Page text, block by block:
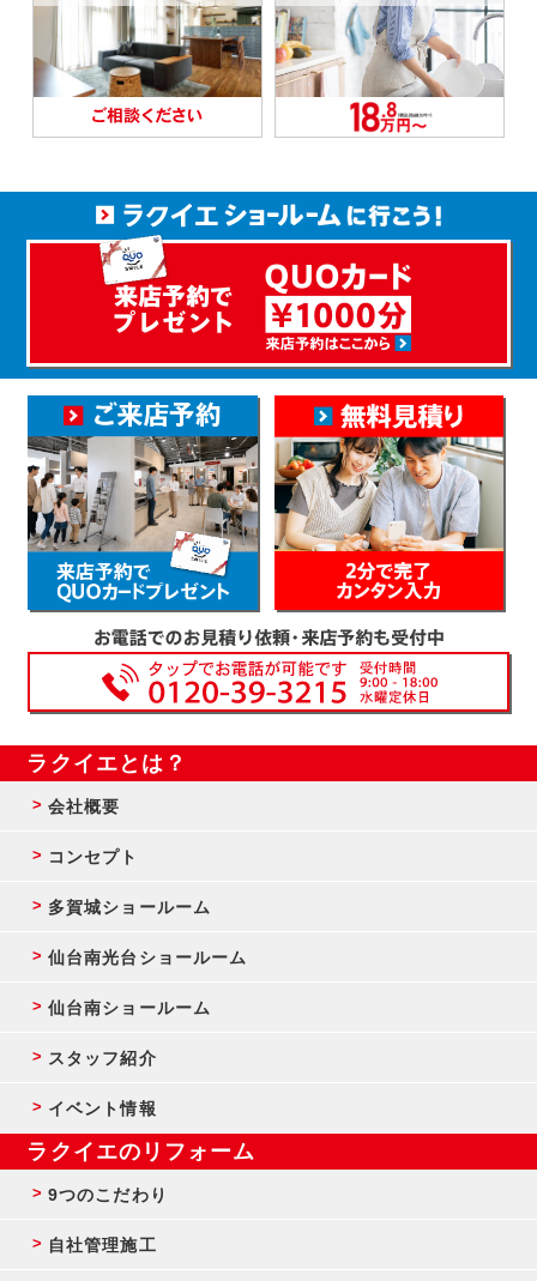
ラクイエとは？
会社概要
コンセプト
多賀城ショールーム
仙台南光台ショールーム
仙台南ショールーム
スタッフ紹介
イベント情報
ラクイエのリフォーム
9つのこだわり
自社管理施工